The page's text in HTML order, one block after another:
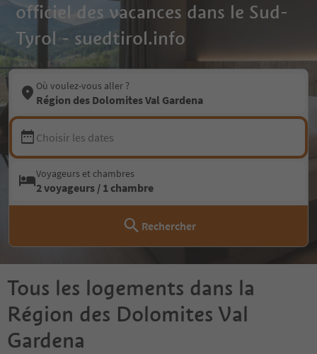
officiel des vacances dans le Sud-
Tyrol - suedtirol.info
Où voulez-vous aller ?
Région des Dolomites Val Gardena
Choisir les dates
Voyageurs et chambres
2 voyageurs / 1 chambre
Rechercher
Tous les logements dans la
Région des Dolomites Val
Gardena